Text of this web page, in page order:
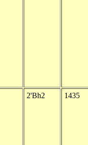
2'Bh2 1435